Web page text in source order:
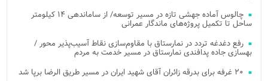
چالوس آماده جهشی تازه در مسیر توسعه/ از ساماندهی ۱۴ کیلومتر
ساحل تا تکمیل پروژه‌های ماندگار عمرانی
رفع دغدغه تردد در نمارستاق با مقاوم‌سازی نقاط آسیب‌پذیر محور /
بهسازی جاده پدافندی نمارستاق در مسیر خدمت به مردم
۲۰ غرفه برای بدرقه زائران آقای شهید ایران در مسیر طریق الرضا برپا شد